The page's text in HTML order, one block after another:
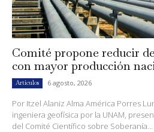
Comité propone reducir
con mayor producción
Artículos 6 agosto, 2026
Por Itzel Alaniz Alma América Porres
ingeniera geofísica por la UNAM,
del Comité Científico sobre Soberanía...